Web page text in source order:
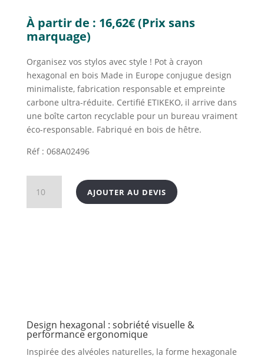
À partir de : 16,62€(Prix sans
marquage)
Organisez vos stylos avec style ! Pot à crayon
hexagonal en bois Made in Europe conjugue design
minimaliste, fabrication responsable et empreinte
carbone ultra-réduite. Certifié ETIKEKO, il arrive dans
une boîte carton recyclable pour un bureau vraiment
éco-responsable. Fabriqué en bois de hêtre.
Réf : 068A02496
Pot
AJOUTER AU DEVIS
Design hexagonal : sobriété visuelle &
performance ergonomique
Inspirée des alvéoles naturelles, la forme hexagonale